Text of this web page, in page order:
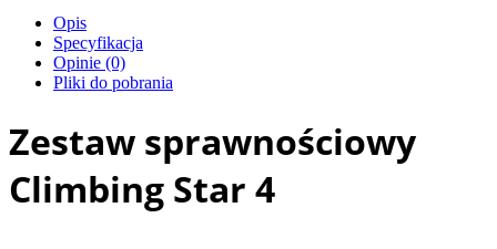
Opis
Specyfikacja
Opinie (0)
Pliki do pobrania
Zestaw sprawnościowy
Climbing Star 4